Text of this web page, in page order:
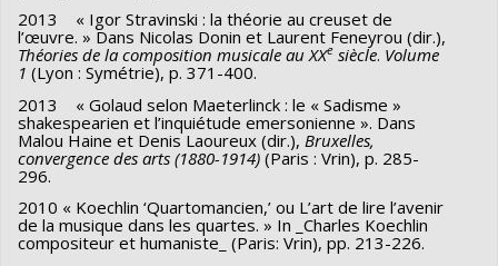
2013 « Igor Stravinski : la théorie au creuset de
l’œuvre. » Dans Nicolas Donin et Laurent Feneyrou (dir.),
Théories de la composition musicale au XXe siècle. Volume
1 (Lyon : Symétrie), p. 371-400.
2013 « Golaud selon Maeterlinck : le « Sadisme »
shakespearien et l’inquiétude emersonienne ». Dans
Malou Haine et Denis Laoureux (dir.), Bruxelles,
convergence des arts (1880-1914)(Paris : Vrin), p. 285-
296.
2010 « Koechlin ‘Quartomancien,’ ou L’art de lire l’avenir
de la musique dans les quartes. » In _Charles Koechlin
compositeur et humaniste_ (Paris: Vrin), pp. 213-226.